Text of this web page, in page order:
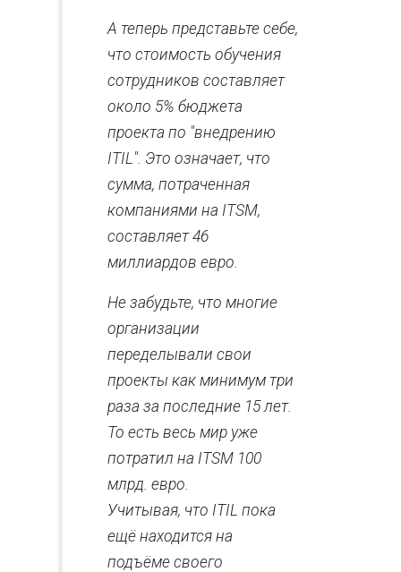
А теперь представьте себе,
что стоимость обучения
сотрудников составляет
около 5% бюджета
проекта по "внедрению
ITIL". Это означает, что
сумма, потраченная
компаниями на ITSM,
составляет 46
миллиардов евро.
Не забудьте, что многие
организации
переделывали свои
проекты как минимум три
раза за последние 15 лет.
То есть весь мир уже
потратил на ITSM 100
млрд. евро.
Учитывая, что ITIL пока
ещё находится на
подъёме своего